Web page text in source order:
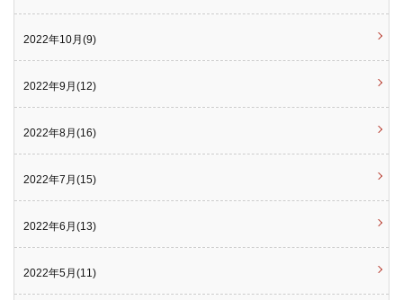
2022年10月(9)
2022年9月(12)
2022年8月(16)
2022年7月(15)
2022年6月(13)
2022年5月(11)